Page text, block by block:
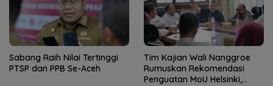
Sabang Raih Nilai Tertinggi
PTSP dan PPB Se-Aceh
Tim Kajian Wali Nanggroe
Rumuskan Rekomendasi
Penguatan MoU Helsinki,